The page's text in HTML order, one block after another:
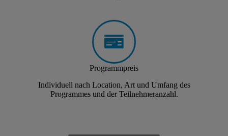
Programmpreis
Individuell nach Location, Art und Umfang des
Programmes und der Teilnehmeranzahl.